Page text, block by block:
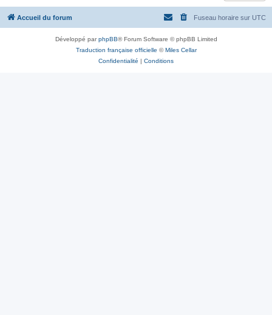
Accueil du forum Fuseau horaire sur UTC
Développé parphpBB® Forum Software © phpBB Limited
Traduction française officielle ©Miles Cellar
Confidentialité | Conditions